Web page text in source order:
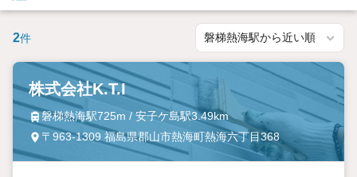
2件
株式会社K.T.I
磐梯熱海駅725m / 安子ケ島駅3.49km
〒963-1309 福島県郡山市熱海町熱海六丁目368